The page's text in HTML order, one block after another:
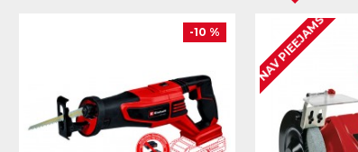
-10 % NAV PIEEJAMS